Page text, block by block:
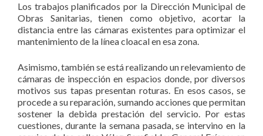
Los trabajos planificados por la Dirección Municipal de
Obras Sanitarias, tienen como objetivo, acortar la
distancia entre las cámaras existentes para optimizar el
mantenimiento de la línea cloacal en esa zona.
Asimismo, también se está realizando un relevamiento de
cámaras de inspección en espacios donde, por diversos
motivos sus tapas presentan roturas. En esos casos, se
procede a su reparación, sumando acciones que permitan
sostener la debida prestación del servicio. Por estas
cuestiones, durante la semana pasada, se intervino en la